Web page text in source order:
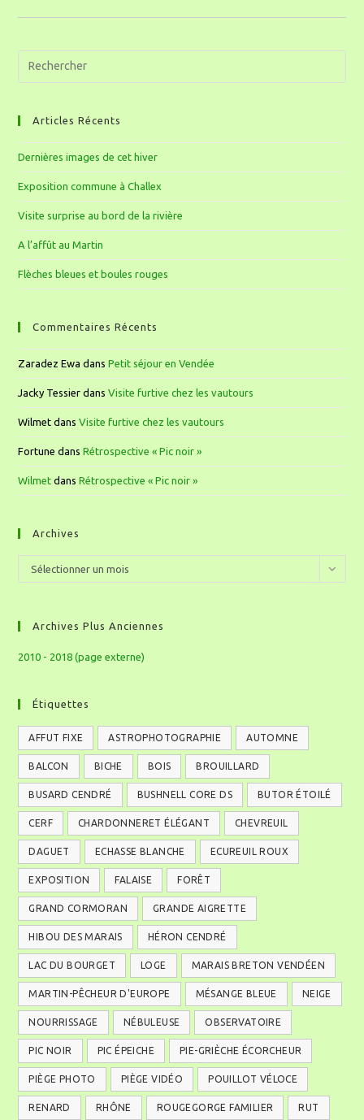
Articles Récents
Dernières images de cet hiver
Exposition commune à Challex
Visite surprise au bord de la rivière
A l’affût au Martin
Flèches bleues et boules rouges
Commentaires Récents
Zaradez Ewa dansPetit séjour en Vendée
Jacky Tessier dansVisite furtive chez les vautours
Wilmet dansVisite furtive chez les vautours
Fortune dansRétrospective « Pic noir »
Wilmet dansRétrospective « Pic noir »
Archives
Sélectionner un mois
Archives Plus Anciennes
2010 - 2018 (page externe)
Étiquettes
AFFUT FIXE ASTROPHOTOGRAPHIE AUTOMNE
BALCON BICHE BOIS BROUILLARD
BUSARD CENDRÉ BUSHNELL CORE DS BUTOR ÉTOILÉ
CERF CHARDONNERET ÉLÉGANT CHEVREUIL
DAGUET ECHASSE BLANCHE ECUREUIL ROUX
EXPOSITION FALAISE FORÊT
GRAND CORMORAN GRANDE AIGRETTE
HIBOU DES MARAIS HÉRON CENDRÉ
LAC DU BOURGET LOGE MARAIS BRETON VENDÉEN
MARTIN-PÊCHEUR D'EUROPE MÉSANGE BLEUE NEIGE
NOURRISSAGE NÉBULEUSE OBSERVATOIRE
PIC NOIR PIC ÉPEICHE PIE-GRIÈCHE ÉCORCHEUR
PIÈGE PHOTO PIÈGE VIDÉO POUILLOT VÉLOCE
RENARD RHÔNE ROUGEGORGE FAMILIER RUT